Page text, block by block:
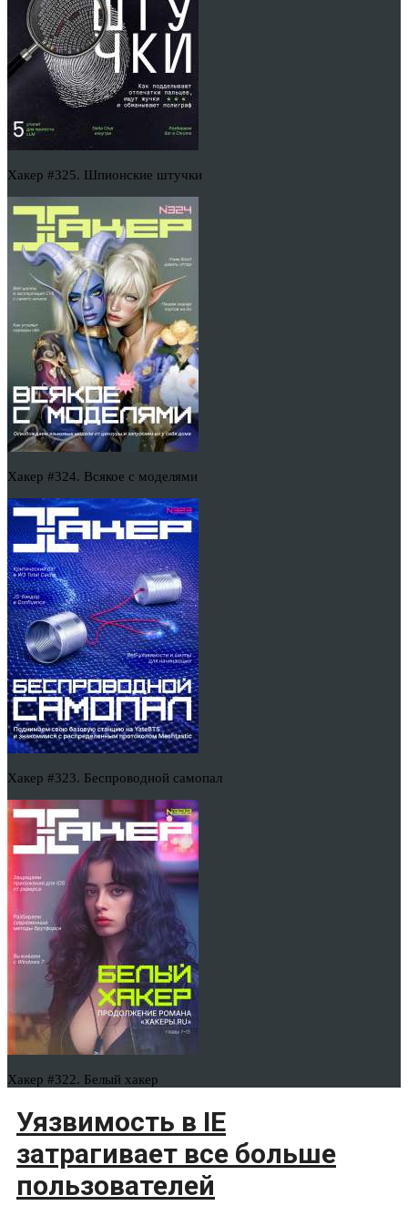
Хакер #325. Шпионские штучки
Хакер #324. Всякое с моделями
Хакер #323. Беспроводной самопал
Хакер #322. Белый хакер
Уязвимость в IE
затрагивает все больше
пользователей